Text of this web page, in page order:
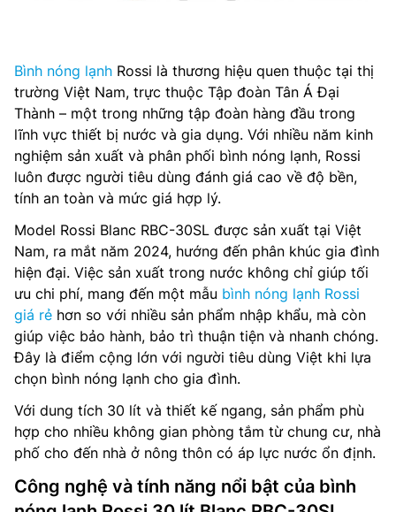
Bình nóng lạnh Rossi là thương hiệu quen thuộc tại thị
trường Việt Nam, trực thuộc Tập đoàn Tân Á Đại
Thành – một trong những tập đoàn hàng đầu trong
lĩnh vực thiết bị nước và gia dụng. Với nhiều năm kinh
nghiệm sản xuất và phân phối bình nóng lạnh, Rossi
luôn được người tiêu dùng đánh giá cao về độ bền,
tính an toàn và mức giá hợp lý.
Model Rossi Blanc RBC-30SL được sản xuất tại Việt
Nam, ra mắt năm 2024, hướng đến phân khúc gia đình
hiện đại. Việc sản xuất trong nước không chỉ giúp tối
ưu chi phí, mang đến một mẫu bình nóng lạnh Rossi
giá rẻ hơn so với nhiều sản phẩm nhập khẩu, mà còn
giúp việc bảo hành, bảo trì thuận tiện và nhanh chóng.
Đây là điểm cộng lớn với người tiêu dùng Việt khi lựa
chọn bình nóng lạnh cho gia đình.
Với dung tích 30 lít và thiết kế ngang, sản phẩm phù
hợp cho nhiều không gian phòng tắm từ chung cư, nhà
phố cho đến nhà ở nông thôn có áp lực nước ổn định.
Công nghệ và tính năng nổi bật của bình